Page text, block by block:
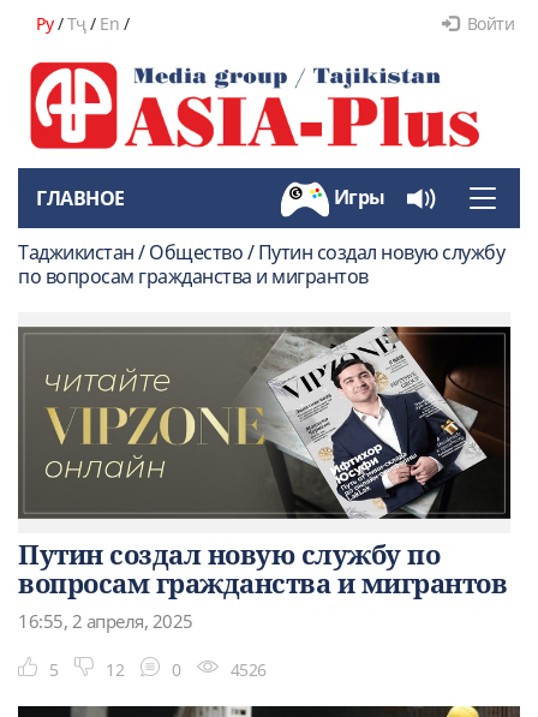
Ру/Тҷ/ En / Войти
Toggle
ГЛАВНОЕ Игры
Таджикистан / Общество / Путин создал новую службу
по вопросам гражданства и мигрантов
Путин создал новую службу по
вопросам гражданства и мигрантов
16:55, 2 апреля, 2025
5 12 0 4526